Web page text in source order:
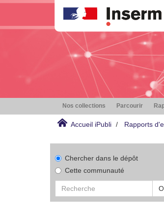
Nos collections Parcourir
Accueil iPubli Rapports
Chercher dans le dépôt
Cette communauté